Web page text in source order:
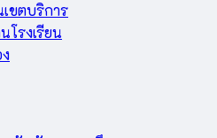
ขตบริการ
โรงเรียน